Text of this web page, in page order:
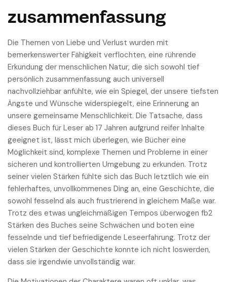
zusammenfassung
Die Themen von Liebe und Verlust wurden mit
bemerkenswerter Fähigkeit verflochten, eine rührende
Erkundung der menschlichen Natur, die sich sowohl tief
persönlich zusammenfassung auch universell
nachvollziehbar anfühlte, wie ein Spiegel, der unsere tiefsten
Ängste und Wünsche widerspiegelt, eine Erinnerung an
unsere gemeinsame Menschlichkeit. Die Tatsache, dass
dieses Buch für Leser ab 17 Jahren aufgrund reifer Inhalte
geeignet ist, lässt mich überlegen, wie Bücher eine
Möglichkeit sind, komplexe Themen und Probleme in einer
sicheren und kontrollierten Umgebung zu erkunden. Trotz
seiner vielen Stärken fühlte sich das Buch letztlich wie ein
fehlerhaftes, unvollkommenes Ding an, eine Geschichte, die
sowohl fesselnd als auch frustrierend in gleichem Maße war.
Trotz des etwas ungleichmäßigen Tempos überwogen fb2
Stärken des Buches seine Schwächen und boten eine
fesselnde und tief befriedigende Leseerfahrung. Trotz der
vielen Stärken der Geschichte konnte ich nicht loswerden,
dass sie irgendwie unvollständig war.